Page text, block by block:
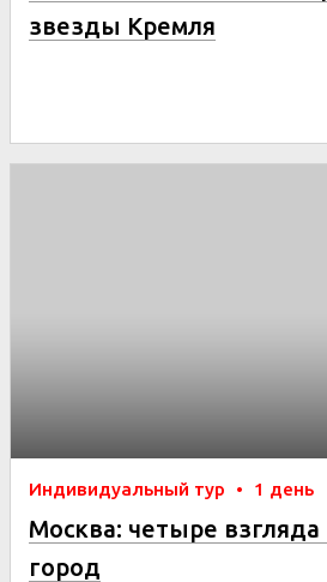
звезды Кремля
Индивидуальный тур • 1 день
Москва: четыре
город